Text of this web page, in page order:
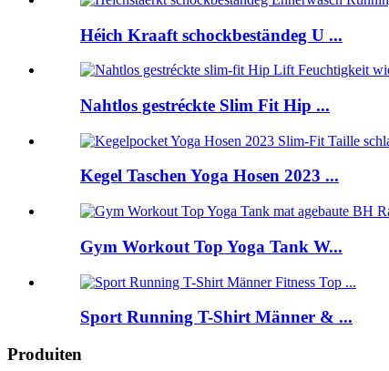
Héich Kraaft schockbeständeg U ...
Nahtlos gestréckte Slim Fit Hip ...
Kegel Taschen Yoga Hosen 2023 ...
Gym Workout Top Yoga Tank W...
Sport Running T-Shirt Männer & ...
Produiten